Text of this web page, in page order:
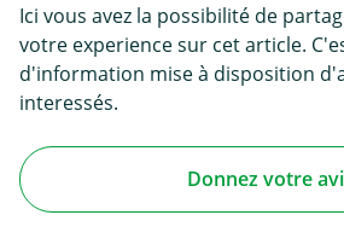
Ici vous avez la possibilité de
votre experience sur cet article.
d'information mise à disposition
interessés.
Donnez votre